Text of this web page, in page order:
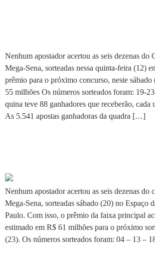
Nenhum apostador acertou as seis dezenas do
Mega-Sena, sorteadas nessa quinta-feira (12)
prêmio para o próximo concurso, neste sábado
55 milhões Os números sorteados foram: 19-
quina teve 88 ganhadores que receberão, cada
As 5.541 apostas ganhadoras da quadra […]
Nenhum apostador acertou as seis dezenas do
Mega-Sena, sorteadas sábado (20) no Espaço
Paulo. Com isso, o prêmio da faixa principal
estimado em R$ 61 milhões para o próximo
(23). Os números sorteados foram: 04 – 13 –